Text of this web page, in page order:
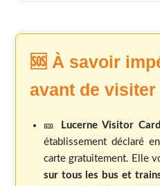
🆘 À savoir
avant de visiter
🎫 Lucerne Visitor Card
établissement déclaré
carte gratuitement. Elle
sur tous les bus et